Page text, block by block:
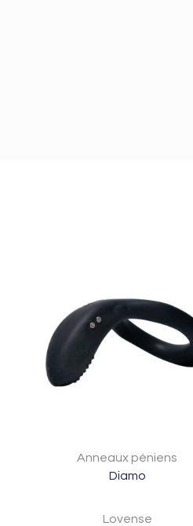
Anneaux péniens
Diamo
Lovense